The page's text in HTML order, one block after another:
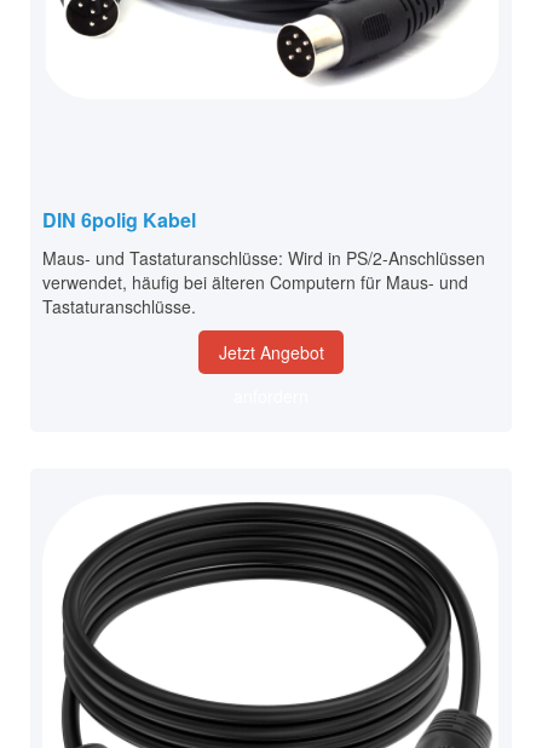
DIN 6polig Kabel
Maus- und Tastaturanschlüsse: Wird in PS/2-Anschlüssen
verwendet, häufig bei älteren Computern für Maus- und
Tastaturanschlüsse.
Jetzt Angebot